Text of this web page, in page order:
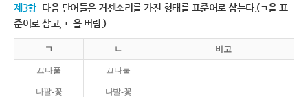
제3항 다음 단어들은 거센소리를 가진 형태를 표준어로 삼는다.(ㄱ을 표
준어로 삼고, ㄴ을 버림.)
ㄱ ㄴ 비고
끄나풀 끄나불
나팔-꽃 나발-꽃